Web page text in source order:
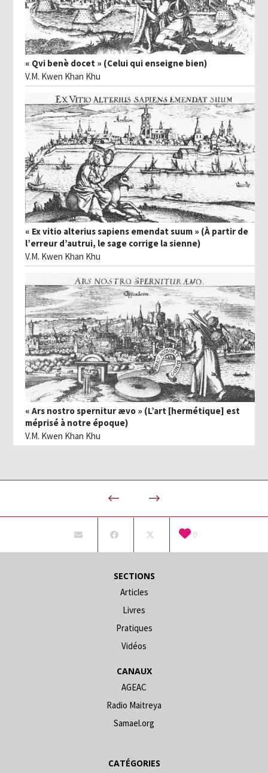
« Qvi benè docet » (Celui qui enseigne bien)
V.M. Kwen Khan Khu
« Ex vitio alterius sapiens emendat suum » (À partir de
l’erreur d’autrui, le sage corrige la sienne)
V.M. Kwen Khan Khu
« Ars nostro spernitur ævo » (L’art [hermétique] est
méprisé à notre époque)
V.M. Kwen Khan Khu
0
SECTIONS
Articles
Livres
Pratiques
Vidéos
CANAUX
AGEAC
Radio Maitreya
Samael.org
CATÉGORIES